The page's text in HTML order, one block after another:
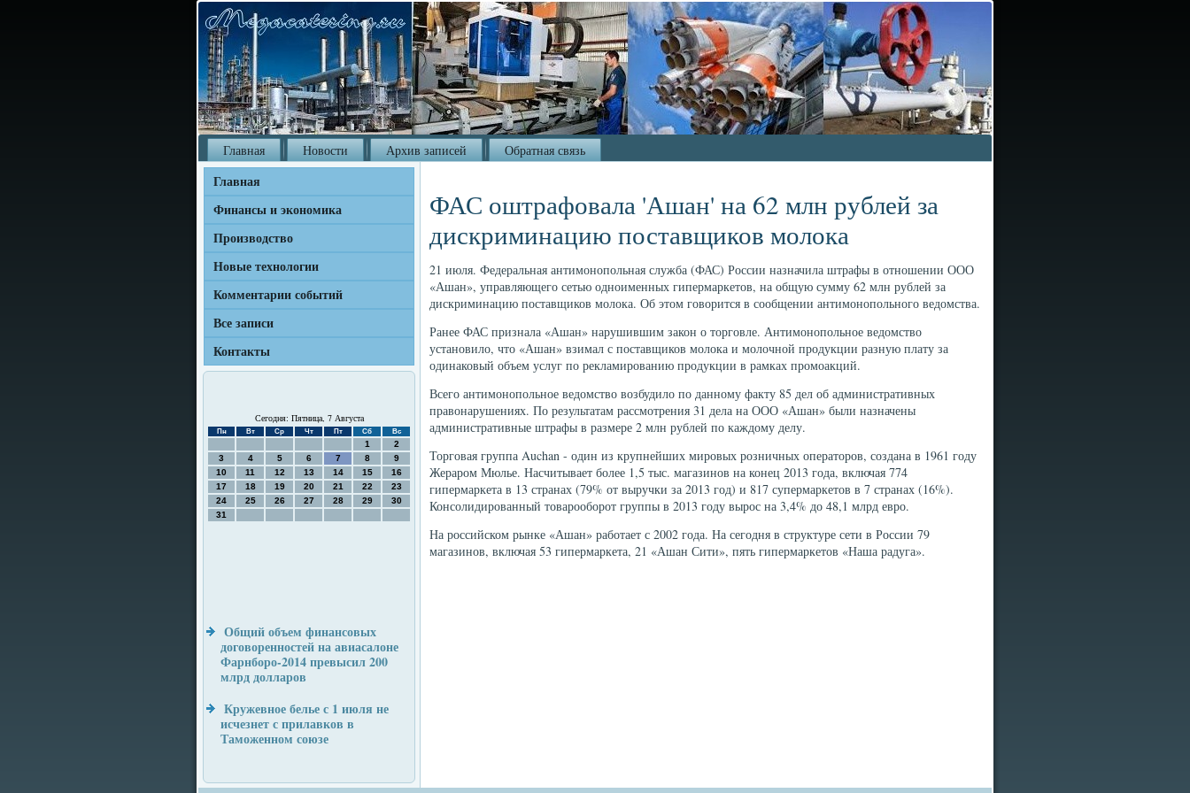
Главная Новости Архив записей Обратная связь
Главная
Финансы и экономика
Производство
Новые технологии
Комментарии событий
Все записи
Контакты
Сегодня: Пятница, 7 Августа
Пн Вт Ср Чт Пт Сб Вс
1
2
3
4 5 6 7 8
9
10
11 12 13 14 15
16
17
18 19 20 21 22
23
24
25 26 27 28 29
30
31
Общий объем финансовых
договоренностей на авиасалоне
Фарнборо-2014 превысил 200
млрд долларов
Кружевное белье с 1 июля не
исчезнет с прилавков в
Таможенном союзе
ФАС оштрафовала 'Ашан' на 62 млн рублей за
дискриминацию поставщиков молока
21 июля. Федеральная антимонопольная служба (ФАС) России назначила штрафы в отношении ООО
«Ашан», управляющего сетью одноименных гипермаркетов, на общую сумму 62 млн рублей за
дискриминацию поставщиков молока. Об этом говорится в сообщении антимонопольного ведомства.
Ранее ФАС признала «Ашан» нарушившим закон о торговле. Антимонопольное ведомство
установило, что «Ашан» взимал с поставщиков молока и молочной продукции разную плату за
одинаковый объем услуг по рекламированию продукции в рамках промоакций.
Всего антимонопольное ведомство возбудило по данному факту 85 дел об административных
правонарушениях. По результатам рассмотрения 31 дела на ООО «Ашан» были назначены
административные штрафы в размере 2 млн рублей по каждому делу.
Торговая группа Auchan - один из крупнейших мировых розничных операторов, создана в 1961 году
Жераром Мюлье. Насчитывает более 1,5 тыс. магазинов на конец 2013 года, включая 774
гипермаркета в 13 странах (79% от выручки за 2013 год) и 817 супермаркетов в 7 странах (16%).
Консолидированный товарооборот группы в 2013 году вырос на 3,4% до 48,1 млрд евро.
На российском рынке «Ашан» работает с 2002 года. На сегодня в структуре сети в России 79
магазинов, включая 53 гипермаркета, 21 «Ашан Сити», пять гипермаркетов «Наша радуга».